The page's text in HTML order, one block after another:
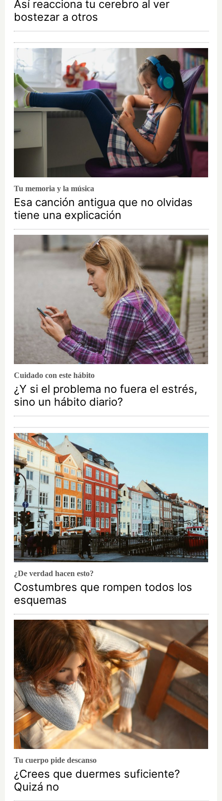
Así reacciona tu cerebro al ver
bostezar a otros
Tu memoria y la música
Esa canción antigua que no olvidas
tiene una explicación
Cuidado con este hábito
¿Y si el problema no fuera el estrés,
sino un hábito diario?
¿De verdad hacen esto?
Costumbres que rompen todos los
esquemas
Tu cuerpo pide descanso
¿Crees que duermes suficiente?
Quizá no